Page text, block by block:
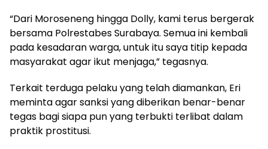
“Dari Moroseneng hingga Dolly, kami terus bergerak
bersama Polrestabes Surabaya. Semua ini kembali
pada kesadaran warga, untuk itu saya titip kepada
masyarakat agar ikut menjaga,” tegasnya.
Terkait terduga pelaku yang telah diamankan, Eri
meminta agar sanksi yang diberikan benar-benar
tegas bagi siapa pun yang terbukti terlibat dalam
praktik prostitusi.